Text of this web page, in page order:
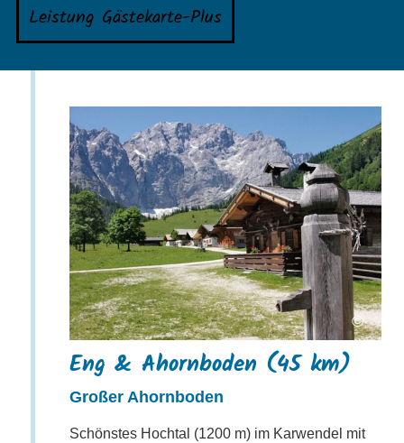
Leistung Gästekarte-Plus
©
Eng & Ahornboden (45 km)
Großer Ahornboden
Schönstes Hochtal (1200 m) im Karwendel mit